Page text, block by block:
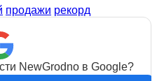
продажи рекорд
NewGrodno в Google?